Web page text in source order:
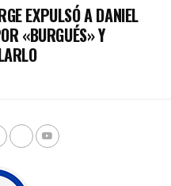
EXPULSÓ A DANIEL
«BURGUÉS» Y